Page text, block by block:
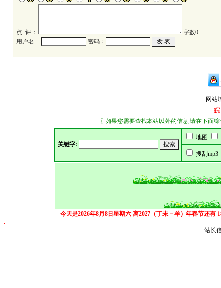
点 评： 字数0
用户名：
密码：
网站
皖
〖如果您需要查找本站以外的信息,请在下面综合搜索
关键字:
地图
搜刮mp3
今天是2026年8月8日星期六 离2027（丁未－羊）年春节还有
.
站长